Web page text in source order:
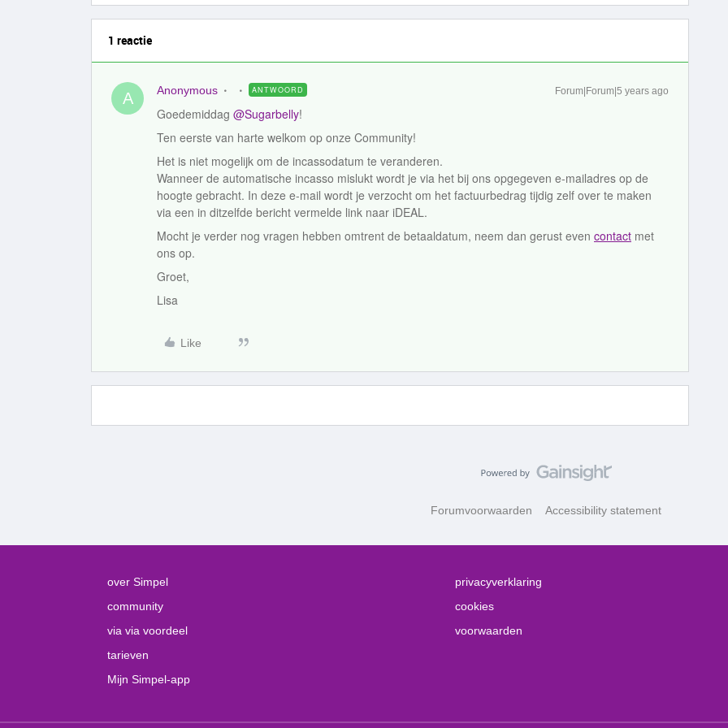
1 reactie
A Anonymous ANTWOORD Forum|Forum|5 years ago
Goedemiddag @Sugarbelly!
Ten eerste van harte welkom op onze Community!
Het is niet mogelijk om de incassodatum te veranderen.
Wanneer de automatische incasso mislukt wordt je via het bij ons opgegeven e-mailadres op de
hoogte gebracht. In deze e-mail wordt je verzocht om het factuurbedrag tijdig zelf over te maken
via een in ditzelfde bericht vermelde link naar iDEAL.
Mocht je verder nog vragen hebben omtrent de betaaldatum, neem dan gerust even contact met
ons op.
Groet,
Lisa
Like
Forumvoorwaarden Accessibility statement
over Simpel
community
via via voordeel
tarieven
Mijn Simpel-app
privacyverklaring
cookies
voorwaarden